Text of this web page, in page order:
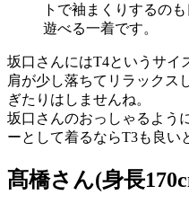
トで袖まくりするの
遊べる一着です。
坂口さんにはT4というサイ
肩が少し落ちてリラックス
ぎたりはしませんね。
坂口さんのおっしゃるよう
ーとして着るならT3も良い
髙橋さん(身長